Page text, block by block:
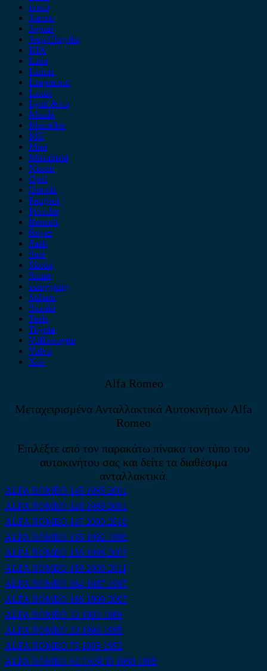
iveco
Jaecoo
Jaguar
Jeep Chrysler
KIA
Lada
Lancia
Leapmotor
Lexus
Lynk & co
Mazda
Mercedes
MG
Mini
Mitsubishi
Nissan
Opel
Omoda
Peugeot
Porsche
Renault
Rover
Saab
Seat
Skoda
Smart
ssangyong
Subaru
Suzuki
Tesla
Toyota
Volkswagen
Volvo
Xev
Alfa Romeo
Μεταχειρισμένα Ανταλλακτικά Αυτοκινήτων Alfa
Romeo
Επιλέξτε από τον παρακάτω πίνακα τον τύπο του
αυτοκινήτου σας και δείτε τα διαθέσιμα
ανταλλακτικά.
ALFA ROMEO 145 1995-2001
ALFA ROMEO 146 1995-2001
ALFA ROMEO 147 2000-2010
ALFA ROMEO 155 1992-1998
ALFA ROMEO 156 1996-2007
ALFA ROMEO 159 2005-2011
ALFA ROMEO 164 1987-1997
ALFA ROMEO 166 1999-2007
ALFA ROMEO 33 1983-1989
ALFA ROMEO 33 1990-1995
ALFA ROMEO 75 1985-1992
ALFA ROMEO ALFASUD 1980-1989